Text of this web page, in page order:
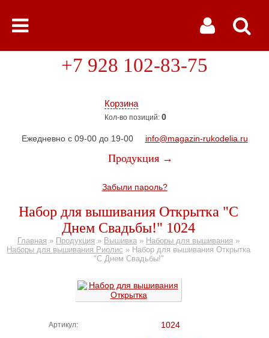
Корзина
Кол-во позиций: 0
+7 928 102-83-75
Ежедневно с 09-00 до 19-00 info@magazin-rukodelia.ru
Продукция →
Забыли пароль?
Набор для вышивания Открытка "С
Днем Свадьбы!" 1024
Главная » Продукция » Вышивка » Наборы для вышивания »
Наборы для вышивания Риолис » Набор для вышивания Открытка
"С Днем Свадьбы!"
Артикул: 1024